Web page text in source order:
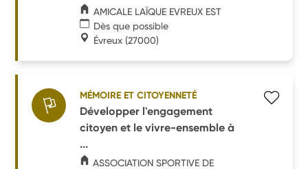
AMICALE LAÏQUE EVREUX EST
Dès que possible
Évreux (27000)
MÉMOIRE ET CITOYENNETÉ
Développer l'engagement
citoyen et le vivre-ensemble à
...
ASSOCIATION SPORTIVE DE